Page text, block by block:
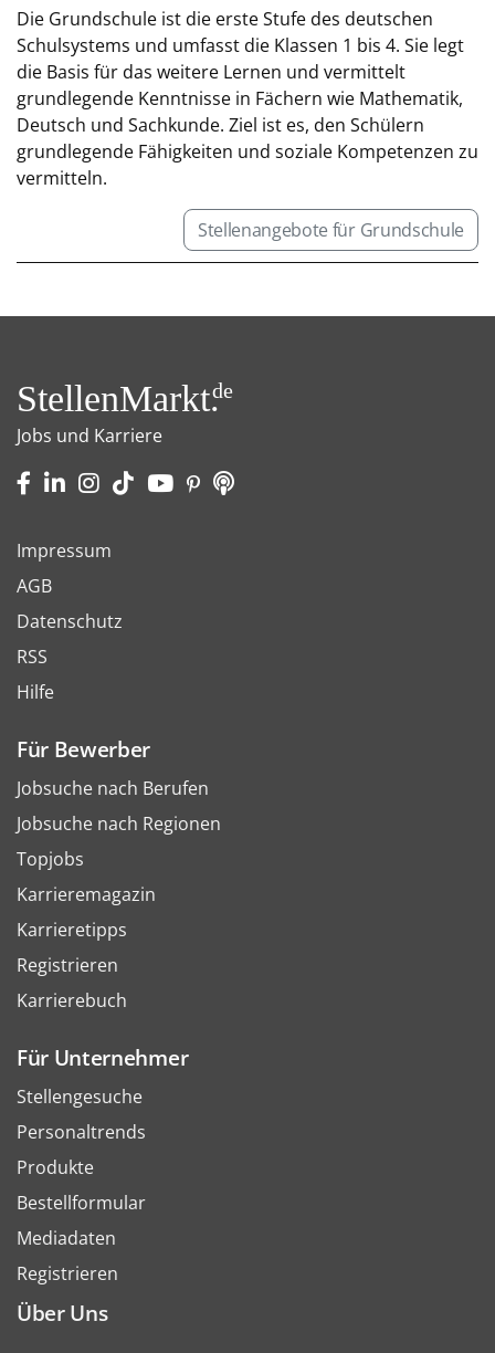
Die Grundschule ist die erste Stufe des deutschen
Schulsystems und umfasst die Klassen 1 bis 4. Sie legt
die Basis für das weitere Lernen und vermittelt
grundlegende Kenntnisse in Fächern wie Mathematik,
Deutsch und Sachkunde. Ziel ist es, den Schülern
grundlegende Fähigkeiten und soziale Kompetenzen zu
vermitteln.
Stellenangebote für Grundschule
StellenMarkt.de
Jobs und Karriere
Impressum
AGB
Datenschutz
RSS
Hilfe
Für Bewerber
Jobsuche nach Berufen
Jobsuche nach Regionen
Topjobs
Karrieremagazin
Karrieretipps
Registrieren
Karrierebuch
Für Unternehmer
Stellengesuche
Personaltrends
Produkte
Bestellformular
Mediadaten
Registrieren
Über Uns